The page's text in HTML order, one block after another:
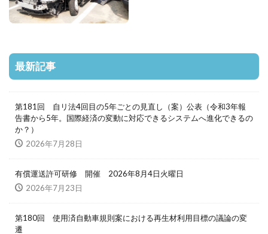
最新記事
第181回 自リ法4回目の5年ごとの見直し（案）公表（令和3年報
告書から5年。国際経済の変動に対応できるシステムへ進化できるの
か？）
2026年7月28日
有償運送許可研修 開催 2026年8月4日火曜日
2026年7月23日
第180回 使用済自動車規則案における再生材利用目標の議論の変
遷